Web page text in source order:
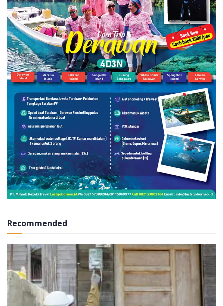
Recommended